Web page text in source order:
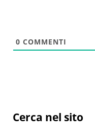
0 COMMENTI
Sidebar
Cerca nel sito